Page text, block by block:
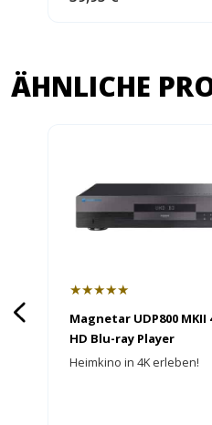
ÄHNLICHE
★★★★★
Magnetar UDP800 MKII
HD Blu-ray Player
Heimkino in 4K erleben!